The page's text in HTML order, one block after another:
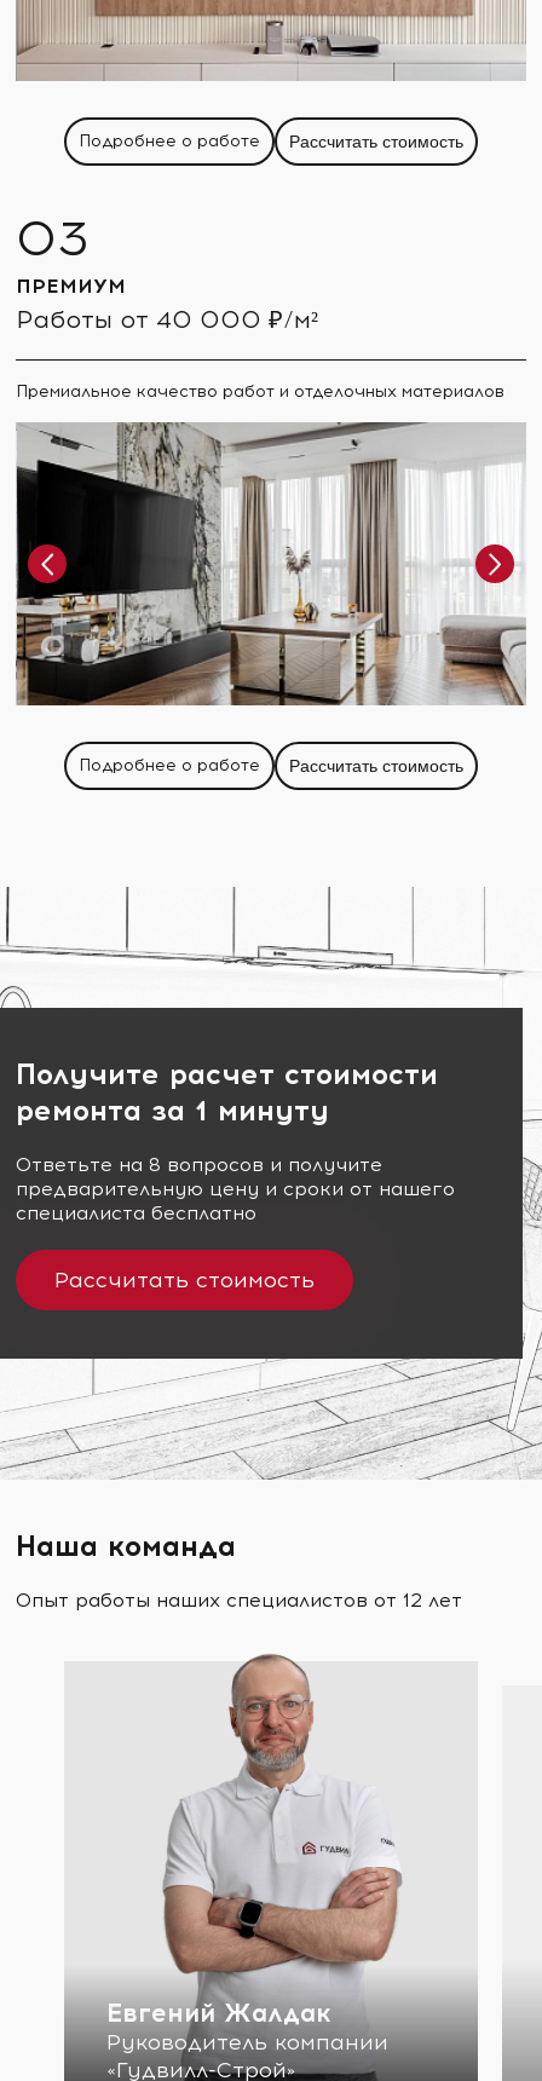
Подробнее о работе Рассчитать стоимость
ПРЕМИУМ
Работы от 40 000 ₽/м²
Премиальное качество работ и отделочных материалов
Подробнее о работе Рассчитать стоимость
Получите расчет стоимости
ремонта за 1 минуту
Ответьте на 8 вопросов и получите
предварительную цену и сроки от нашего
специалиста бесплатно
Рассчитать стоимость
Наша команда
Опыт работы наших специалистов от 12 лет
Евгений Жалдак
Руководитель компании
«Гудвилл-Строй»